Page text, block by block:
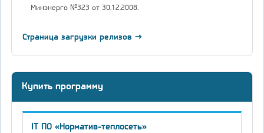
Минэнерго №323 от 30.12.2008.
Страница загрузки релизов →
Купить программу
IT ПО «Норматив-теплосеть»